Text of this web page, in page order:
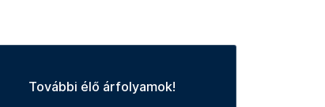
További élő árfolyamok!